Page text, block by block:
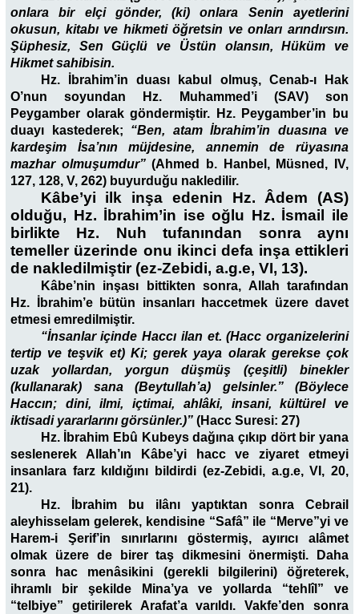
onlara bir elçi gönder, (ki) onlara Senin ayetlerini
okusun, kitabı ve hikmeti öğretsin ve onları arındırsın.
Şüphesiz, Sen Güçlü ve Üstün olansın, Hüküm ve
Hikmet sahibisin.
Hz. İbrahim’in duası kabul olmuş, Cenab-ı Hak
O’nun soyundan Hz. Muhammed’i (SAV) son
Peygamber olarak göndermiştir. Hz. Peygamber’in bu
duayı kastederek; “Ben, atam İbrahim’in duasına ve
kardeşim İsa’nın müjdesine, annemin de rüyasına
mazhar olmuşumdur”(Ahmed b. Hanbel, Müsned, IV,
127, 128, V, 262) buyurduğu nakledilir.
Kâbe’yi ilk inşa edenin Hz. Âdem (AS)
olduğu, Hz. İbrahim’in ise oğlu Hz. İsmail ile
birlikte Hz. Nuh tufanından sonra aynı
temeller üzerinde onu ikinci defa inşa ettikleri
de nakledilmiştir (ez-Zebidi, a.g.e, VI, 13).
Kâbe’nin inşası bittikten sonra, Allah tarafından
Hz. İbrahim’e bütün insanları haccetmek üzere davet
etmesi emredilmiştir.
“İnsanlar içinde Haccı ilan et. (Hacc organizelerini
tertip ve teşvik et) Ki; gerek yaya olarak gerekse çok
uzak yollardan, yorgun düşmüş (çeşitli) binekler
(kullanarak) sana (Beytullah’a) gelsinler.” (Böylece
Haccın; dini, ilmi, içtimai, ahlâki, insani, kültürel ve
iktisadi yararlarını görsünler.)” (Hacc Suresi: 27)
Hz. İbrahim Ebû Kubeys dağına çıkıp dört bir yana
seslenerek Allah’ın Kâbe’yi hacc ve ziyaret etmeyi
insanlara farz kıldığını bildirdi (ez-Zebidi, a.g.e, VI, 20,
21).
Hz. İbrahim bu ilânı yaptıktan sonra Cebrail
aleyhisselam gelerek, kendisine “Safâ” ile “Merve”yi ve
Harem-i Şerif’in sınırlarını göstermiş, ayırıcı alâmet
olmak üzere de birer taş dikmesini önermişti. Daha
sonra hac menâsikini (gerekli bilgilerini) öğreterek,
ihramlı bir şekilde Mina’ya ve yollarda “tehlîl” ve
“telbiye” getirilerek Arafat’a varıldı. Vakfe’den sonra